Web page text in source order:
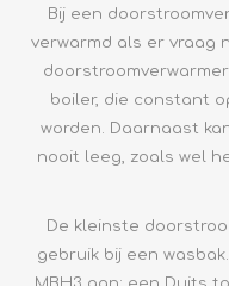
Bij een
verwarmd als er vraag
boiler, die constant
worden. Daarnaast
nooit leeg, zoals wel
De kleinste
gebruik bij een